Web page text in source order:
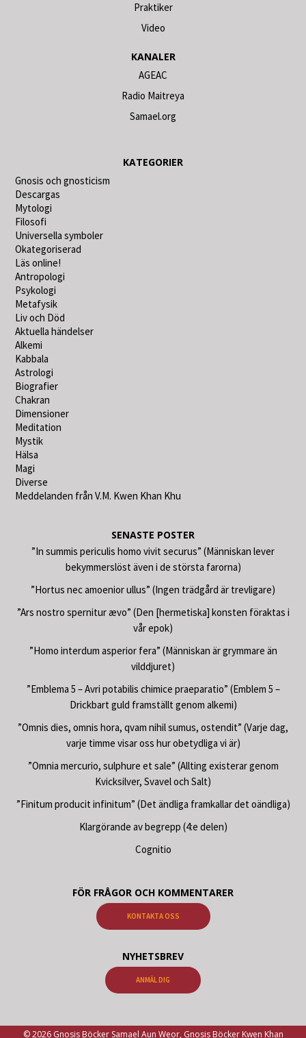
Praktiker
Video
KANALER
AGEAC
Radio Maitreya
Samael.org
KATEGORIER
Gnosis och gnosticism
Descargas
Mytologi
Filosofi
Universella symboler
Okategoriserad
Läs online!
Antropologi
Psykologi
Metafysik
Liv och Död
Aktuella händelser
Alkemi
Kabbala
Astrologi
Biografier
Chakran
Dimensioner
Meditation
Mystik
Hälsa
Magi
Diverse
Meddelanden från V.M. Kwen Khan Khu
SENASTE POSTER
”In summis periculis homo vivit securus” (Människan lever
bekymmerslöst även i de största farorna)
”Hortus nec amoenior ullus” (Ingen trädgård är trevligare)
”Ars nostro spernitur ævo” (Den [hermetiska] konsten föraktas i
vår epok)
”Homo interdum asperior fera” (Människan är grymmare än
vilddjuret)
”Emblema 5 – Avri potabilis chimice praeparatio” (Emblem 5 –
Drickbart guld framställt genom alkemi)
”Omnis dies, omnis hora, qvam nihil sumus, ostendit” (Varje dag,
varje timme visar oss hur obetydliga vi är)
”Omnia mercurio, sulphure et sale” (Allting existerar genom
Kvicksilver, Svavel och Salt)
”Finitum producit infinitum” (Det ändliga framkallar det oändliga)
Klargörande av begrepp (4:e delen)
Cognitio
FÖR FRÅGOR OCH KOMMENTARER
KONTAKTA OSS
NYHETSBREV
ANMÄL DIG
© 2026 Gnosis Böcker Samael Aun Weor, Gnosis Böcker Kwen Khan